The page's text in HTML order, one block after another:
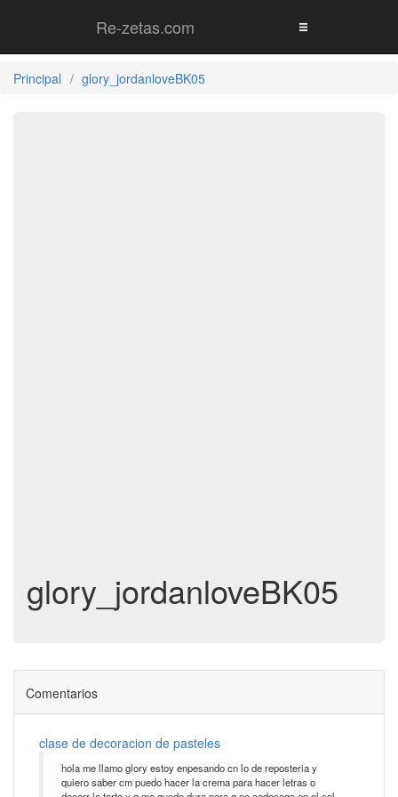
Re-zetas.com
Principal glory_jordanloveBK05
glory_jordanloveBK05
Comentarios
clase de decoracion de pasteles
hola me llamo glory estoy enpesando cn lo de reposteria y
quiero saber cm puedo hacer la crema para hacer letras o